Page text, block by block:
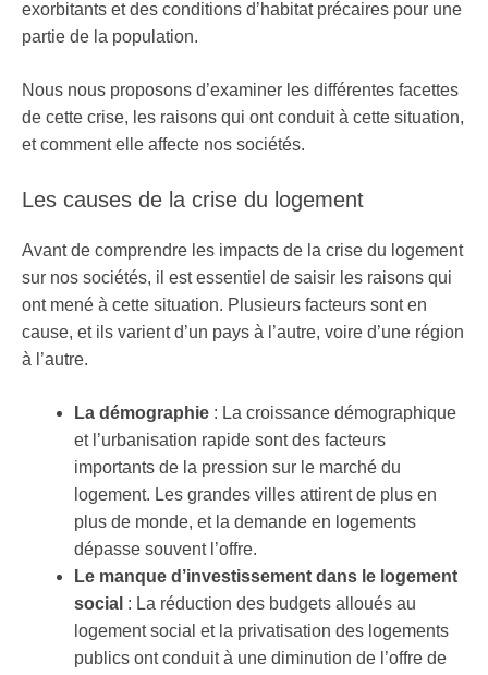
exorbitants et des conditions d’habitat précaires pour une
partie de la population.
Nous nous proposons d’examiner les différentes facettes
de cette crise, les raisons qui ont conduit à cette situation,
et comment elle affecte nos sociétés.
Les causes de la crise du logement
Avant de comprendre les impacts de la crise du logement
sur nos sociétés, il est essentiel de saisir les raisons qui
ont mené à cette situation. Plusieurs facteurs sont en
cause, et ils varient d’un pays à l’autre, voire d’une région
à l’autre.
La démographie : La croissance démographique
et l’urbanisation rapide sont des facteurs
importants de la pression sur le marché du
logement. Les grandes villes attirent de plus en
plus de monde, et la demande en logements
dépasse souvent l’offre.
Le manque d’investissement dans le logement
social : La réduction des budgets alloués au
logement social et la privatisation des logements
publics ont conduit à une diminution de l’offre de